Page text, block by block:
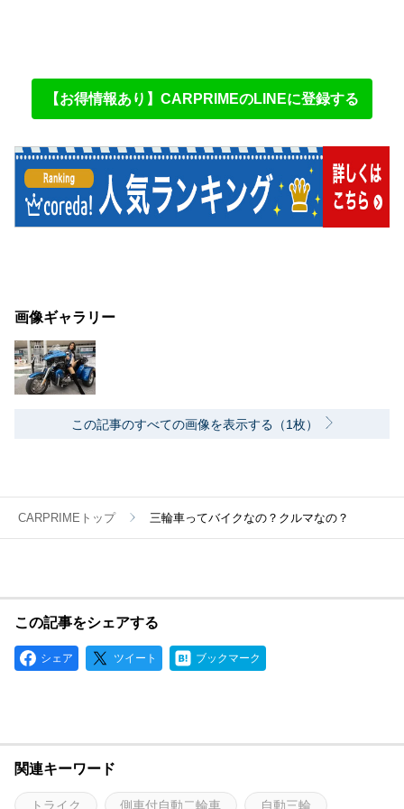
【お得情報あり】CARPRIMEのLINEに登録する
画像ギャラリー
この記事のすべての画像を表示する（1枚）
CARPRIMEトップ 三輪車ってバイクなの？クルマなの？
この記事をシェアする
シェア ツイート ブックマーク
関連キーワード
トライク 側車付自動二輪車 自動三輪